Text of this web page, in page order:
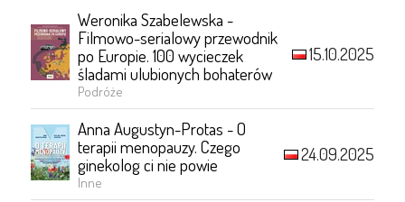
Weronika Szabelewska -
Filmowo-serialowy przewodnik
po Europie. 100 wycieczek
śladami ulubionych bohaterów
Podróże
15.10.2025
Anna Augustyn-Protas - O
terapii menopauzy. Czego
ginekolog ci nie powie
Inne
24.09.2025